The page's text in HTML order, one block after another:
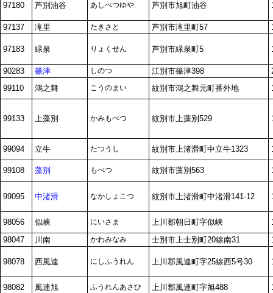
97180 芦別油谷 あしべつゆや 芦別市旭町油谷
97137 滝里 たきさと 芦別市滝里町57
97183 緑泉 りょくせん 芦別市緑泉町5
90283 篠津 しのつ 江別市篠津398
99110
鴻之舞 こうのまい 紋別市鴻之舞元町番外地
99133 上藻別 かみもべつ 紋別市上藻別529
99094 立牛 たつうし 紋別市上渚滑町中立牛1323
99108 藻別 もべつ 紋別市藻別563
99095 中渚滑 なかしょこつ 紋別市上渚滑町中渚滑141-12
98056 似峡 にいさま 上川郡朝日町字似峡
98047
川南 かわみなみ 士別市上士別町20線南31
98078 西風連 にしふうれん 上川郡風連町字25線西5号30
98082 風連旭 ふうれんあさひ 上川郡風連町字旭488